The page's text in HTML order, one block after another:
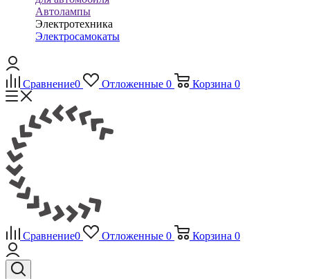
Автолампы
Электротехника
Электросамокаты
Сравнение0 Отложенные 0 Корзина 0
Сравнение0 Отложенные 0 Корзина 0